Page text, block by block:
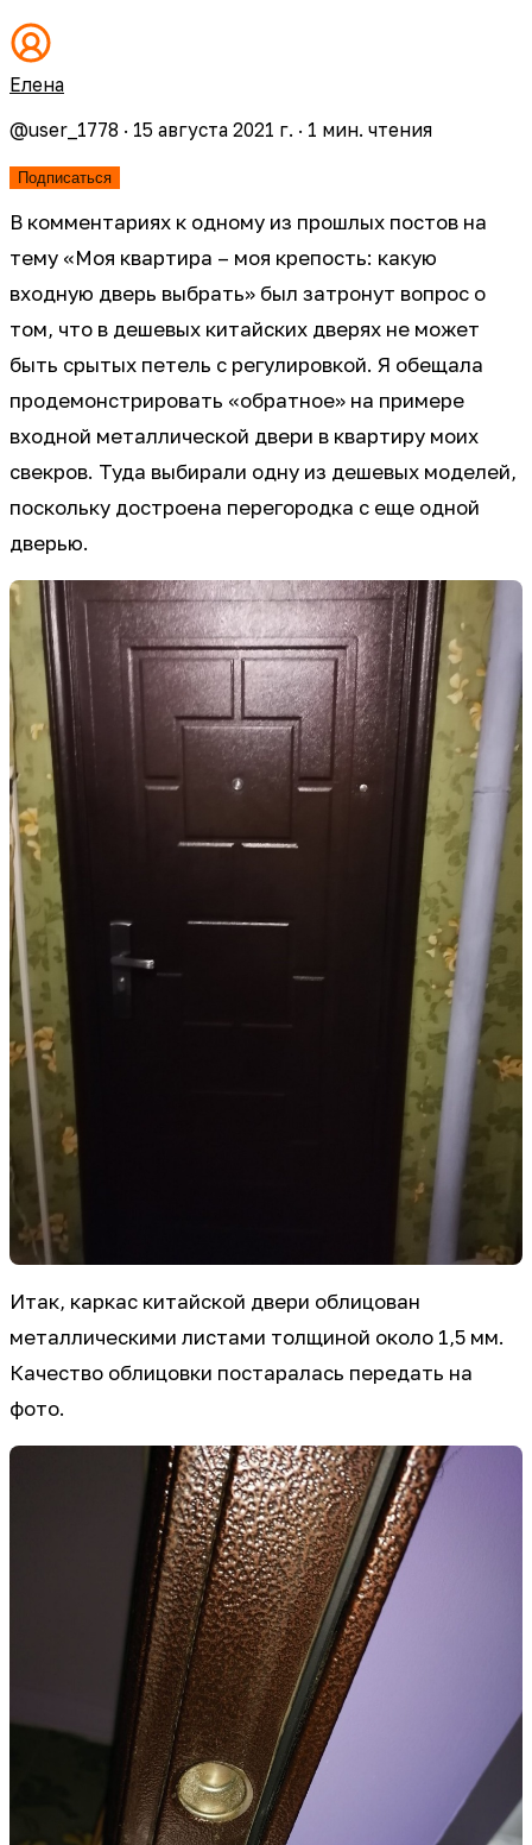
Елена
@user_1778 · 15 августа 2021 г. · 1 мин. чтения
Подписаться
В комментариях к одному из прошлых постов на
тему «Моя квартира – моя крепость: какую
входную дверь выбрать» был затронут вопрос о
том, что в дешевых китайских дверях не может
быть срытых петель с регулировкой. Я обещала
продемонстрировать «обратное» на примере
входной металлической двери в квартиру моих
свекров. Туда выбирали одну из дешевых моделей,
поскольку достроена перегородка с еще одной
дверью.
Итак, каркас китайской двери облицован
металлическими листами толщиной около 1,5 мм.
Качество облицовки постаралась передать на
фото.